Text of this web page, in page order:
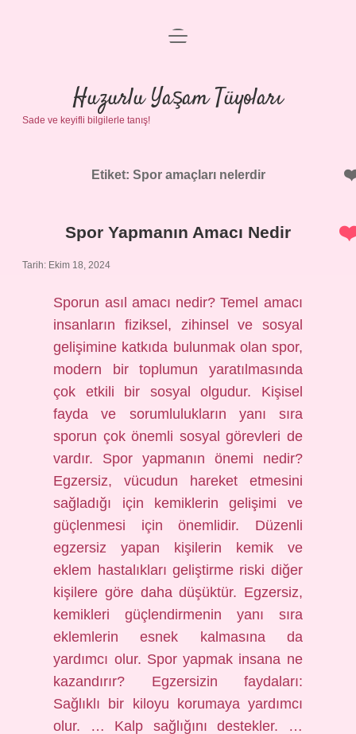
Anasayfa
Gizlilik Politikası
Yasal Uyarı
menüyü
Huzurlu Yaşam Tüyoları
Sade ve keyifli bilgilerle tanış!
Etiket: Spor amaçları nelerdir
Spor Yapmanın Amacı Nedir
Tarih: Ekim 18, 2024
Sporun asıl amacı nedir? Temel amacı
insanların fiziksel, zihinsel ve sosyal
gelişimine katkıda bulunmak olan spor,
modern bir toplumun yaratılmasında
çok etkili bir sosyal olgudur. Kişisel
fayda ve sorumlulukların yanı sıra
sporun çok önemli sosyal görevleri de
vardır. Spor yapmanın önemi nedir?
Egzersiz, vücudun hareket etmesini
sağladığı için kemiklerin gelişimi ve
güçlenmesi için önemlidir. Düzenli
egzersiz yapan kişilerin kemik ve
eklem hastalıkları geliştirme riski diğer
kişilere göre daha düşüktür. Egzersiz,
kemikleri güçlendirmenin yanı sıra
eklemlerin esnek kalmasına da
yardımcı olur. Spor yapmak insana ne
kazandırır? Egzersizin faydaları:
Sağlıklı bir kiloyu korumaya yardımcı
olur. … Kalp sağlığını destekler. …